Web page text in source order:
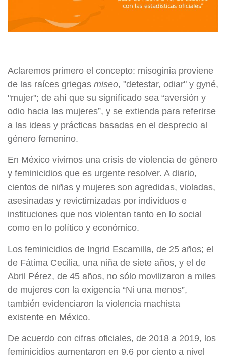
Aclaremos primero el concepto: misoginia proviene
de las raíces griegas miseo, "detestar, odiar" y gyné,
"mujer"; de ahí que su significado sea “aversión y
odio hacia las mujeres”, y se extienda para referirse
a las ideas y prácticas basadas en el desprecio al
género femenino.
En México vivimos una crisis de violencia de género
y feminicidios que es urgente resolver. A diario,
cientos de niñas y mujeres son agredidas, violadas,
asesinadas y revictimizadas por individuos e
instituciones que nos violentan tanto en lo social
como en lo político y económico.
Los feminicidios de Ingrid Escamilla, de 25 años; el
de Fátima Cecilia, una niña de siete años, y el de
Abril Pérez, de 45 años, no sólo movilizaron a miles
de mujeres con la exigencia “Ni una menos”,
también evidenciaron la violencia machista
existente en México.
De acuerdo con cifras oficiales, de 2018 a 2019, los
feminicidios aumentaron en 9.6 por ciento a nivel